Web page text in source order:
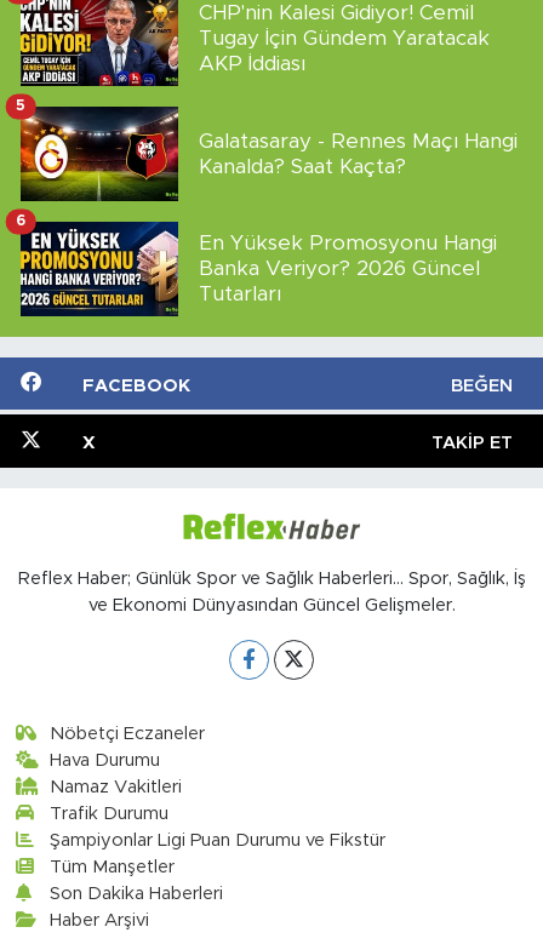
CHP'nin Kalesi Gidiyor! Cemil
Tugay İçin Gündem Yaratacak
AKP İddiası
Galatasaray - Rennes Maçı Hangi
Kanalda? Saat Kaçta?
5
En Yüksek Promosyonu Hangi
Banka Veriyor? 2026 Güncel
Tutarları
6
FACEBOOK BEĞEN
X TAKIP ET
Reflex Haber; Günlük Spor ve Sağlık Haberleri... Spor, Sağlık, İş
ve Ekonomi Dünyasından Güncel Gelişmeler.
Nöbetçi Eczaneler
Hava Durumu
Namaz Vakitleri
Trafik Durumu
Şampiyonlar Ligi Puan Durumu ve Fikstür
Tüm Manşetler
Son Dakika Haberleri
Haber Arşivi